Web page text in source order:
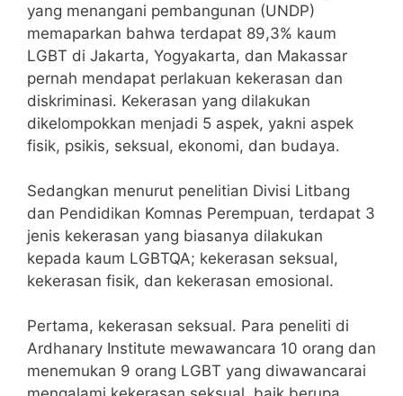
yang menangani pembangunan (UNDP)
memaparkan bahwa terdapat 89,3% kaum
LGBT di Jakarta, Yogyakarta, dan Makassar
pernah mendapat perlakuan kekerasan dan
diskriminasi. Kekerasan yang dilakukan
dikelompokkan menjadi 5 aspek, yakni aspek
fisik, psikis, seksual, ekonomi, dan budaya.
Sedangkan menurut penelitian Divisi Litbang
dan Pendidikan Komnas Perempuan, terdapat 3
jenis kekerasan yang biasanya dilakukan
kepada kaum LGBTQA; kekerasan seksual,
kekerasan fisik, dan kekerasan emosional.
Pertama, kekerasan seksual. Para peneliti di
Ardhanary Institute mewawancara 10 orang dan
menemukan 9 orang LGBT yang diwawancarai